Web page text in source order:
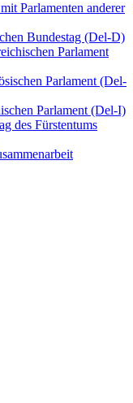
Parlamenten anderer
Bundestag (Del-D)
Parlament
Parlament (Del-
Parlament (Del-I)
des Fürstentums